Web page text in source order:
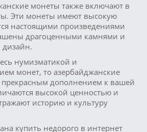
монеты также включают в
Эти монеты имеют высокую
настоящими произведениями
драгоценными камнями и
нумизматикой и
монет, то азербайджанские
прекрасным дополнением к вашей
высокой ценностью и
историю и культуру
купить недорого в интернет